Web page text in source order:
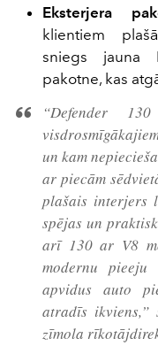
Eksterjera
klientiem
sniegs jauna
pakotne, kas
“Defender
un kam
ar piecām
plašais interjers
spējas un
arī 130 ar V8
modernu pieeju
apvidus auto
atradīs ikviens,”
zīmola